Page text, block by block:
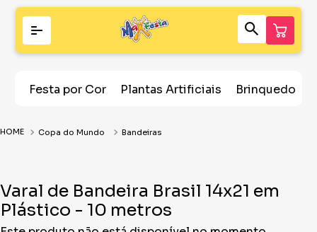
Festa por Cor Plantas Artificiais Brinquedos
Copa do Mundo Bandeiras
Varal de Bandeira Brasil 14x21 em
Plástico - 10 metros